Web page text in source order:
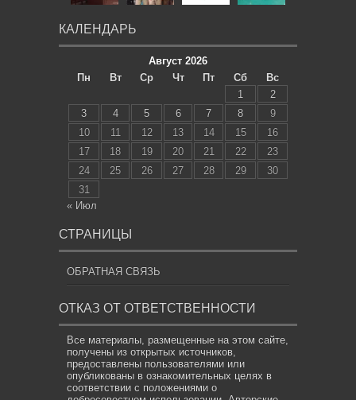
КАЛЕНДАРЬ
Август 2026
Пн
Вт Ср Чт Пт Сб
Вс
1
2
3
4 5 6 7 8
9
10
11 12 13 14 15
16
17
18 19 20 21 22
23
24
25 26 27 28 29
30
31
« Июл
СТРАНИЦЫ
ОБРАТНАЯ СВЯЗЬ
ОТКАЗ ОТ ОТВЕТСТВЕННОСТИ
Все материалы, размещенные на этом сайте,
получены из открытых источников,
предоставлены пользователями или
опубликованы в ознакомительных целях в
соответствии с положениями о